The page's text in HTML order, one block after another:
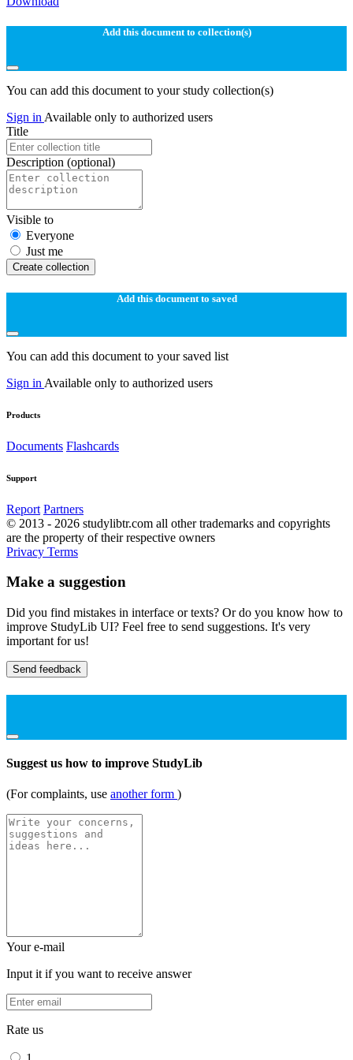
Add this document to collection(s)
You can add this document to your study collection(s)
Sign in Available only to authorized users
Title
Description (optional)
Visible to
Everyone
Just me
Create collection
Add this document to saved
You can add this document to your saved list
Sign in Available only to authorized users
Products
Documents Flashcards
Support
Report Partners
© 2013 - 2026 studylibtr.com all other trademarks and copyrights
are the property of their respective owners
Privacy Terms
Make a suggestion
Did you find mistakes in interface or texts? Or do you know how to
improve StudyLib UI? Feel free to send suggestions. It's very
important for us!
Send feedback
Suggest us how to improve StudyLib
(For complaints, use another form )
Your e-mail
Input it if you want to receive answer
Rate us